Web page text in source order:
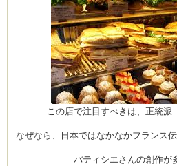
この店で注目すべきは、正統派
なぜなら、日本ではなかなかフランス
パティシエさんの創作が